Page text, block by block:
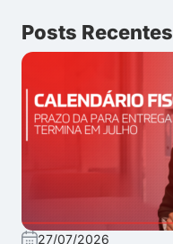
Posts Recentes
27/07/2026